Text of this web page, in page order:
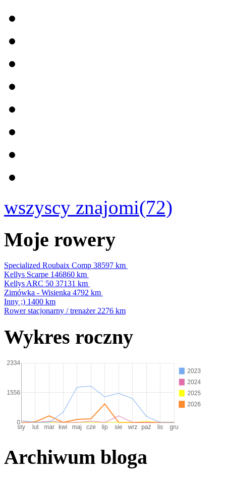
wszyscy znajomi(72)
Moje rowery
Specialized Roubaix Comp 38597 km
Kellys Scarpe 146860 km
Kellys ARC 50 37131 km
Zimówka - Wisienka 4792 km
Inny ;) 1400 km
Rower stacjonarny / trenażer 2276 km
Wykres roczny
Archiwum bloga